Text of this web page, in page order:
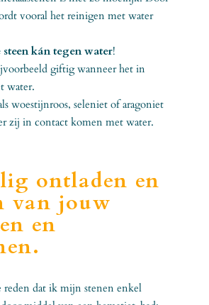
vooral het reinigen met water
steen kán tegen water!
giftig wanneer het in
water.
woestijnroos, seleniet of aragoniet
zij in contact komen met water.
ontladen en
van jouw
en
dat ik mijn stenen enkel